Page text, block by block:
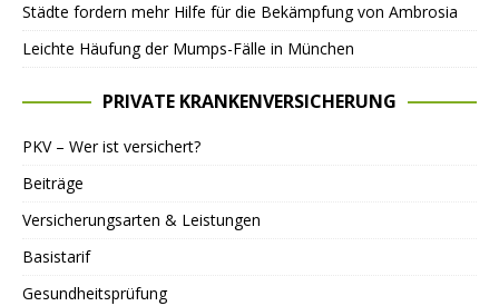
Städte fordern mehr Hilfe für die Bekämpfung von Ambrosia
Leichte Häufung der Mumps-Fälle in München
PRIVATE KRANKENVERSICHERUNG
PKV – Wer ist versichert?
Beiträge
Versicherungsarten & Leistungen
Basistarif
Gesundheitsprüfung